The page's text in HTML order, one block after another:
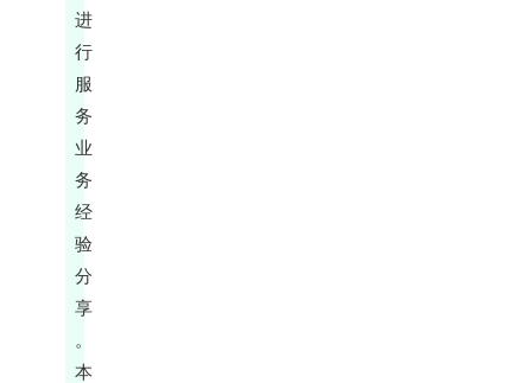
进
行
服
务
业
务
经
验
分
享
。
本